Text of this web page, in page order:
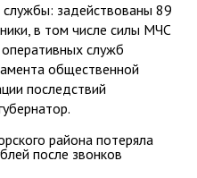
задействованы 89
в том числе силы МЧС
служб
общественной
последствий
района потеряла
после звонков